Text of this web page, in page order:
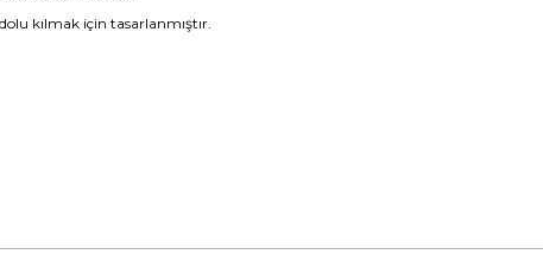
kılmak için tasarlanmıştır.